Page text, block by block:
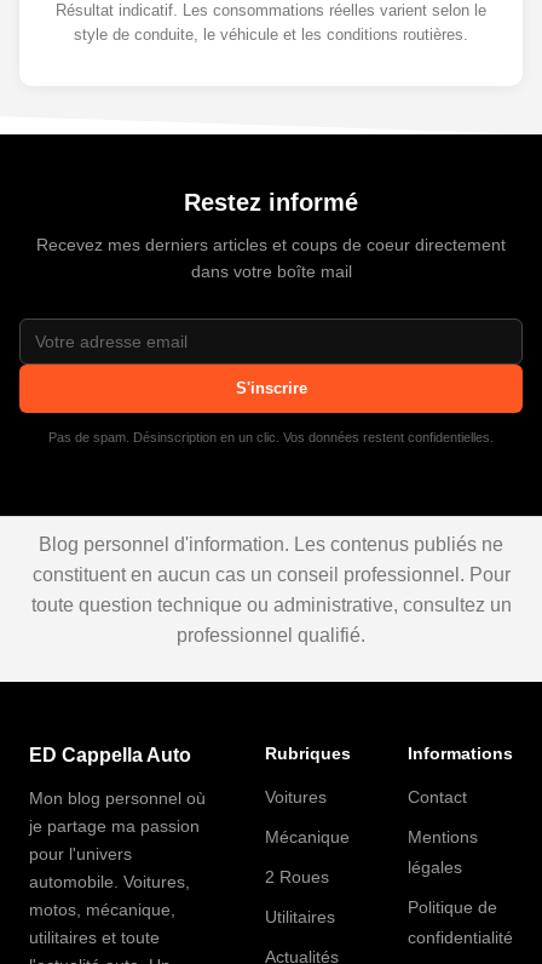
Résultat indicatif. Les consommations réelles varient selon le
style de conduite, le véhicule et les conditions routières.
Restez informé
Recevez mes derniers articles et coups de coeur directement
dans votre boîte mail
S'inscrire
Pas de spam. Désinscription en un clic. Vos données restent confidentielles.
Blog personnel d'information. Les contenus publiés ne
constituent en aucun cas un conseil professionnel. Pour
toute question technique ou administrative, consultez un
professionnel qualifié.
ED Cappella Auto
Mon blog personnel où
je partage ma passion
pour l'univers
automobile. Voitures,
motos, mécanique,
utilitaires et toute
Rubriques
Voitures
Mécanique
2 Roues
Utilitaires
Actualités
Informations
Contact
Mentions
légales
Politique de
confidentialité